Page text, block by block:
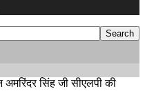
अमरिंदर सिंह जी सीएलपी की